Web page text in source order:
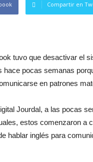
Compartir en
tuvo que desactivar el
hace pocas semanas
en patrones
Jourdal, a las pocas
estos comenzaron a
hablar inglés para